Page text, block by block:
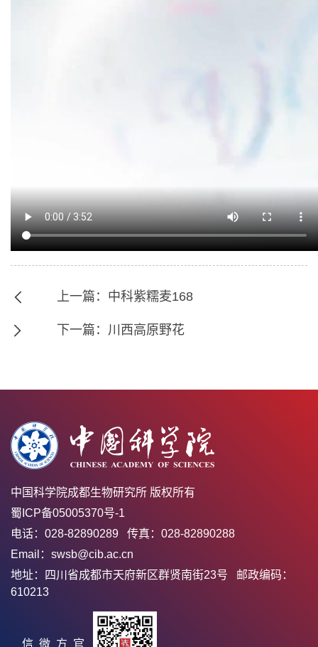
上一篇：中科紫糯麦168
下一篇：川西高原野花
中国科学院成都生物研究所 版权所有
蜀ICP备05005370号-1
电话：028-82890289 传真：028-82890288
Email：swsb@cib.ac.cn
地址：四川省成都市天府新区群贤南街23号 邮政编码：
610213
官方微信